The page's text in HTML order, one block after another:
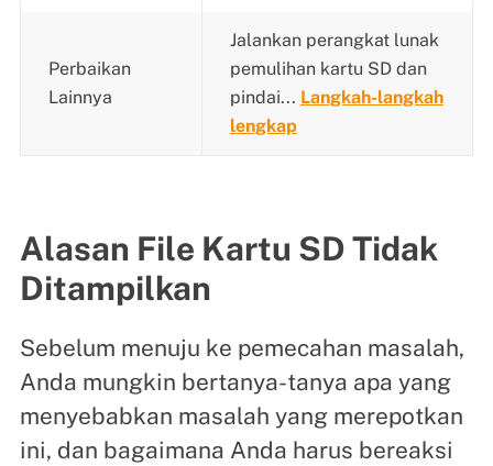
Perbaikan
Lainnya
Jalankan perangkat lunak
pemulihan kartu SD dan
pindai... Langkah-langkah
lengkap
Alasan File Kartu SD Tidak
Ditampilkan
Sebelum menuju ke pemecahan masalah,
Anda mungkin bertanya-tanya apa yang
menyebabkan masalah yang merepotkan
ini, dan bagaimana Anda harus bereaksi